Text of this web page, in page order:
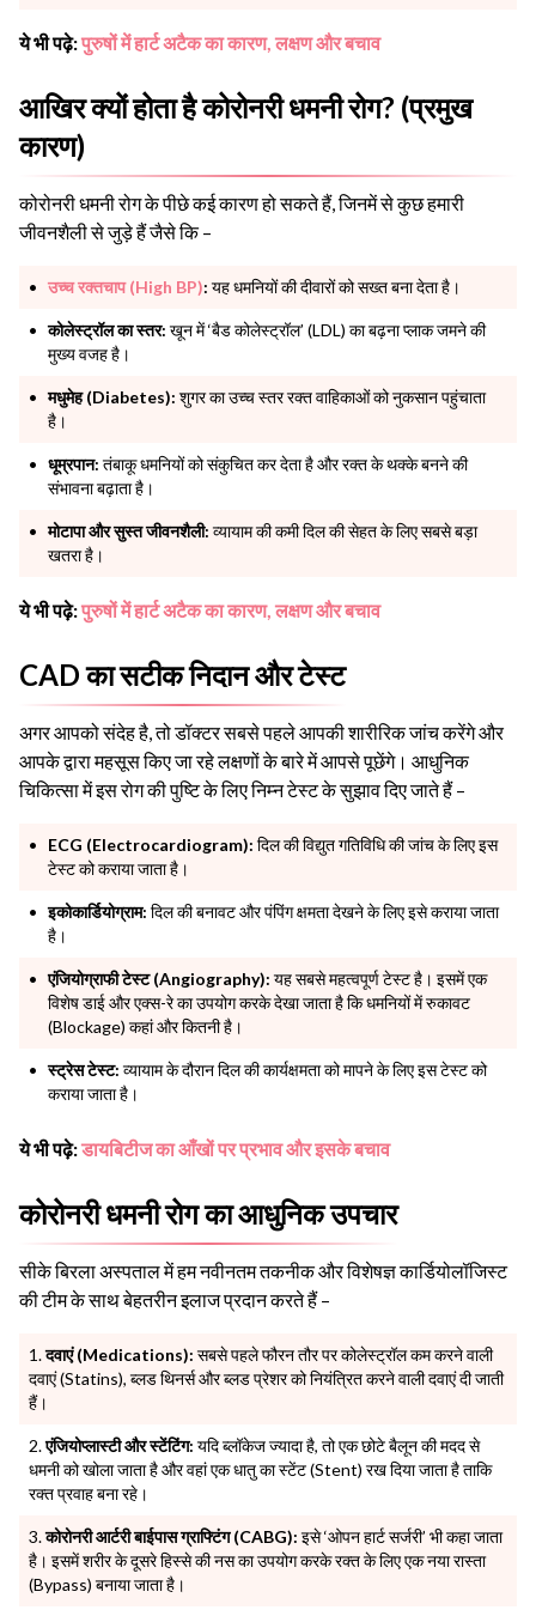
ये भी पढ़े:पुरुषों में हार्ट अटैक का कारण, लक्षण और बचाव
आखिर क्यों होता है कोरोनरी धमनी रोग? (प्रमुख
कारण)
कोरोनरी धमनी रोग के पीछे कई कारण हो सकते हैं, जिनमें से कुछ हमारी
जीवनशैली से जुड़े हैं जैसे कि –
उच्च रक्तचाप (High BP): यह धमनियों की दीवारों को सख्त बना देता है।
कोलेस्ट्रॉल का स्तर: खून में ‘बैड कोलेस्ट्रॉल’ (LDL) का बढ़ना प्लाक जमने की
मुख्य वजह है।
मधुमेह (Diabetes): शुगर का उच्च स्तर रक्त वाहिकाओं को नुकसान पहुंचाता
है।
धूम्रपान: तंबाकू धमनियों को संकुचित कर देता है और रक्त के थक्के बनने की
संभावना बढ़ाता है।
मोटापा और सुस्त जीवनशैली: व्यायाम की कमी दिल की सेहत के लिए सबसे बड़ा
खतरा है।
ये भी पढ़े:पुरुषों में हार्ट अटैक का कारण, लक्षण और बचाव
CAD का सटीक निदान और टेस्ट
अगर आपको संदेह है, तो डॉक्टर सबसे पहले आपकी शारीरिक जांच करेंगे और
आपके द्वारा महसूस किए जा रहे लक्षणों के बारे में आपसे पूछेंगे। आधुनिक
चिकित्सा में इस रोग की पुष्टि के लिए निम्न टेस्ट के सुझाव दिए जाते हैं –
ECG (Electrocardiogram): दिल की विद्युत गतिविधि की जांच के लिए इस
टेस्ट को कराया जाता है।
इकोकार्डियोग्राम: दिल की बनावट और पंपिंग क्षमता देखने के लिए इसे कराया जाता
है।
एंजियोग्राफी टेस्ट (Angiography): यह सबसे महत्वपूर्ण टेस्ट है। इसमें एक
विशेष डाई और एक्स-रे का उपयोग करके देखा जाता है कि धमनियों में रुकावट
(Blockage) कहां और कितनी है।
स्ट्रेस टेस्ट: व्यायाम के दौरान दिल की कार्यक्षमता को मापने के लिए इस टेस्ट को
कराया जाता है।
ये भी पढ़े:डायबिटीज का आँखों पर प्रभाव और इसके बचाव
कोरोनरी धमनी रोग का आधुनिक उपचार
सीके बिरला अस्पताल में हम नवीनतम तकनीक और विशेषज्ञ कार्डियोलॉजिस्ट
की टीम के साथ बेहतरीन इलाज प्रदान करते हैं –
दवाएं (Medications): सबसे पहले फौरन तौर पर कोलेस्ट्रॉल कम करने वाली
दवाएं (Statins), ब्लड थिनर्स और ब्लड प्रेशर को नियंत्रित करने वाली दवाएं दी जाती
हैं।
एंजियोप्लास्टी और स्टेंटिंग: यदि ब्लॉकेज ज्यादा है, तो एक छोटे बैलून की मदद से
धमनी को खोला जाता है और वहां एक धातु का स्टेंट (Stent) रख दिया जाता है ताकि
रक्त प्रवाह बना रहे।
कोरोनरी आर्टरी बाईपास ग्राफ्टिंग (CABG): इसे ‘ओपन हार्ट सर्जरी’ भी कहा जाता
है। इसमें शरीर के दूसरे हिस्से की नस का उपयोग करके रक्त के लिए एक नया रास्ता
(Bypass) बनाया जाता है।